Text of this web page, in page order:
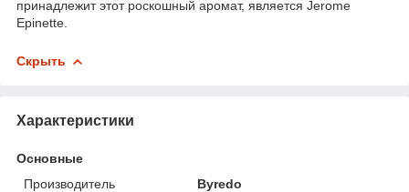
принадлежит этот роскошный аромат, является Jerome
Epinette.
Скрыть
Характеристики
Основные
Производитель
Byredo